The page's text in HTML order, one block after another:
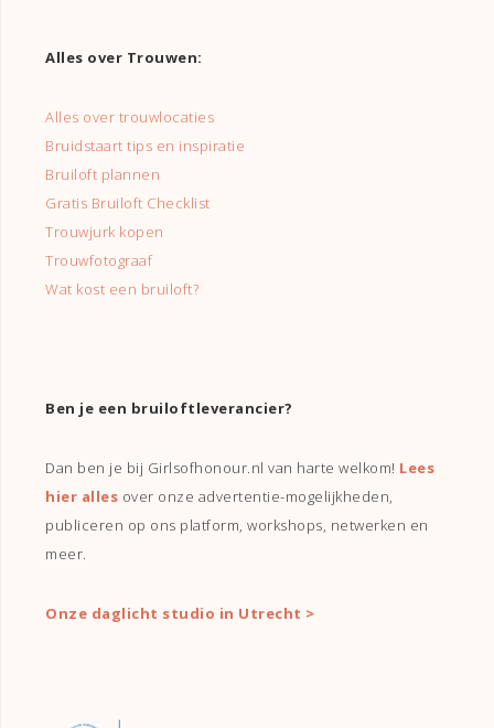
Alles over Trouwen:
Alles over trouwlocaties
Bruidstaart tips en inspiratie
Bruiloft plannen
Gratis Bruiloft Checklist
Trouwjurk kopen
Trouwfotograaf
Wat kost een bruiloft?
Ben je een bruiloftleverancier?
Dan ben je bij Girlsofhonour.nl van harte welkom! Lees
hier alles over onze advertentie-mogelijkheden,
publiceren op ons platform, workshops, netwerken en
meer.
Onze daglicht studio in Utrecht >